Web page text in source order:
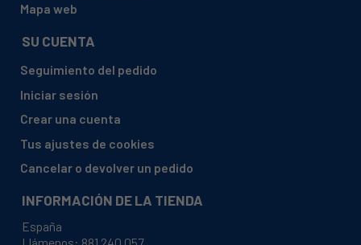
BALAY, 3TS750Y/01 TS750Y
BALAY, 3TS750Y01
BALAY, 3TS755-01
BALAY, 3TS755A/01 TS755
BALAY, 3TS755B/01 TS755
BALAY, 3TS803BM-01
BALAY, 3TS803BM/01
BALAY, 3TS803BM/01 TS803
BALAY, 3TS804BM-01
Mapa web
SU CUENTA
Seguimiento del pedido
Iniciar sesión
Crear una cuenta
Tus ajustes de cookies
Cancelar o devolver un pedido
INFORMACIÓN DE LA TIENDA
España